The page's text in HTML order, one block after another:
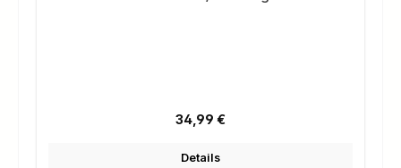
Regulärer Preis:
34,99 €
Details